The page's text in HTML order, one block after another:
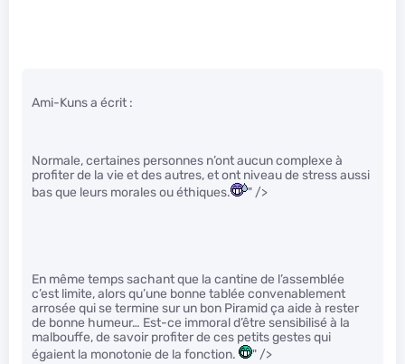
Ami-Kuns a écrit :
Normale, certaines personnes n’ont aucun complexe à
profiter de la vie et des autres, et ont niveau de stress aussi
bas que leurs morales ou éthiques.
" />
En même temps sachant que la cantine de l’assemblée
c’est limite, alors qu’une bonne tablée convenablement
arrosée qui se termine sur un bon Piramid ça aide à rester
de bonne humeur… Est-ce immoral d’être sensibilisé à la
malbouffe, de savoir profiter de ces petits gestes qui
égaient la monotonie de la fonction.
" />